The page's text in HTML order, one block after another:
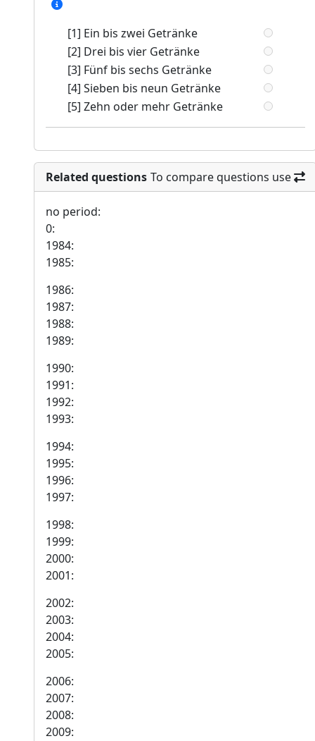
[1] Ein bis zwei Getränke
[2] Drei bis vier Getränke
[3] Fünf bis sechs Getränke
[4] Sieben bis neun Getränke
[5] Zehn oder mehr Getränke
Related questions To compare questions use
no period:
0:
1984:
1985:
1986:
1987:
1988:
1989:
1990:
1991:
1992:
1993:
1994:
1995:
1996:
1997:
1998:
1999:
2000:
2001:
2002:
2003:
2004:
2005:
2006:
2007:
2008:
2009: